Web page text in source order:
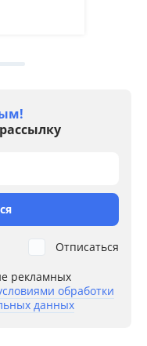
рекламных
обработки
данных
Отписаться